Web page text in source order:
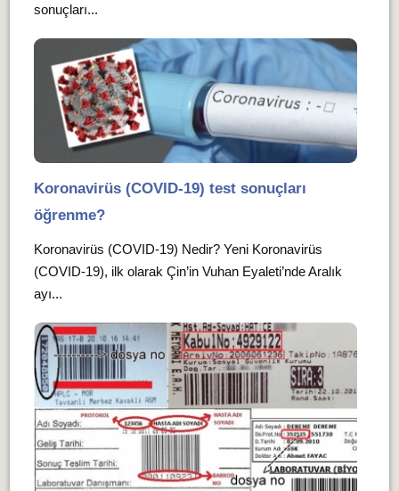
sonuçları...
Koronavirüs (COVID-19) test sonuçları
öğrenme?
Koronavirüs (COVID-19) Nedir? Yeni Koronavirüs
(COVID-19), ilk olarak Çin’in Vuhan Eyaleti’nde Aralık
ayı...